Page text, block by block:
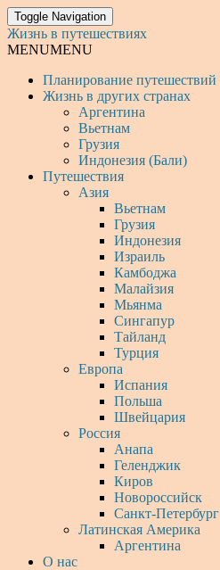
Toggle Navigation
Жизнь в путешествиях
MENUMENU
Планирование путешествий
Жизнь в других странах
Аргентина
Вьетнам
Грузия
Индонезия (Бали)
Путешествия
Азия
Вьетнам
Грузия
Индонезия
Израиль
Камбоджа
Малайзия
Мьянма
Сингапур
Тайланд
Турция
Европа
Испания
Польша
Швейцария
Россия
Анапа
Геленджик
Киров
Новороссийск
Санкт-Петербург
Латинская Америка
Аргентина
О нас